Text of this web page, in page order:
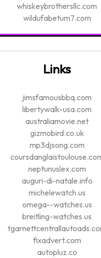
whiskeybrothersllc.com
wildufabetum7.com
Links
jimsfamousbbq.com
libertywalk-usa.com
australiamovie.net
gizmobird.co.uk
mp3djsong.com
neptunuslex.com
auguri-di-natale.info
michelewatch.us
omega--watches.us
breitling-watches.us
fixadvert.com
autopluz.co